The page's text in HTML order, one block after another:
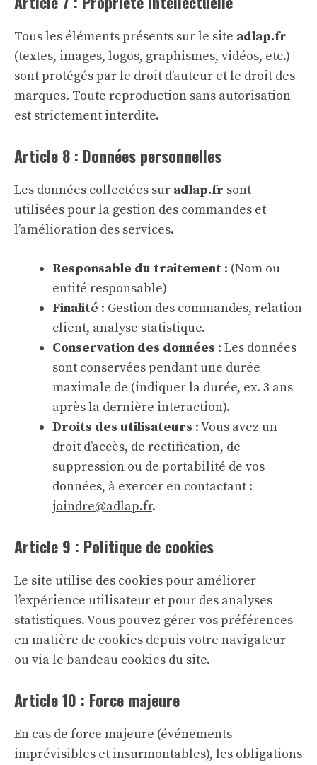
Tous les éléments présents sur le site adlap.fr
(textes, images, logos, graphismes, vidéos, etc.)
sont protégés par le droit d’auteur et le droit des
marques. Toute reproduction sans autorisation
est strictement interdite.
Article 8 : Données personnelles
Les données collectées sur adlap.fr sont
utilisées pour la gestion des commandes et
l’amélioration des services.
Responsable du traitement : (Nom ou
entité responsable)
Finalité : Gestion des commandes, relation
client, analyse statistique.
Conservation des données : Les données
sont conservées pendant une durée
maximale de (indiquer la durée, ex. 3 ans
après la dernière interaction).
Droits des utilisateurs : Vous avez un
droit d’accès, de rectification, de
suppression ou de portabilité de vos
données, à exercer en contactant :
joindre@adlap.fr.
Article 9 : Politique de cookies
Le site utilise des cookies pour améliorer
l’expérience utilisateur et pour des analyses
statistiques. Vous pouvez gérer vos préférences
en matière de cookies depuis votre navigateur
ou via le bandeau cookies du site.
Article 10 : Force majeure
En cas de force majeure (événements
imprévisibles et insurmontables), les obligations